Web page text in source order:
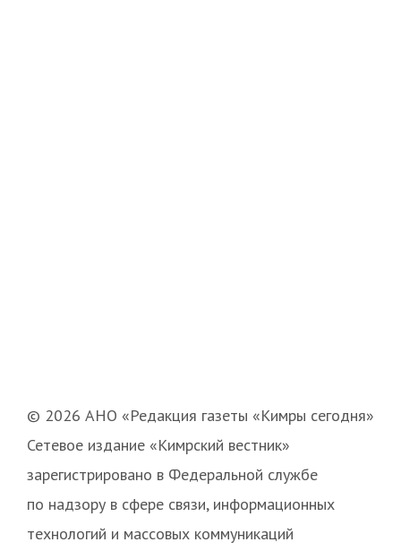
© 2026 АНО «Редакция газеты «Кимры сегодня»
Сетевое издание «Кимрский вестник»
зарегистрировано в Федеральной службе
по надзору в сфере связи, информационных
технологий и массовых коммуникаций